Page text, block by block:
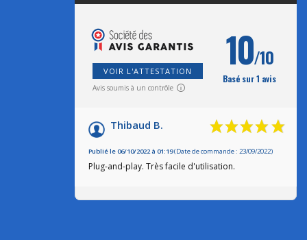
VOIR L'ATTESTATION
Avis soumis à un contrôle
10/10
Basé sur 1 avis
Thibaud B.
Publié le 06/10/2022 à 01:19(Date de commande : 23/09/2022)
Plug-and-play. Très facile d'utilisation.